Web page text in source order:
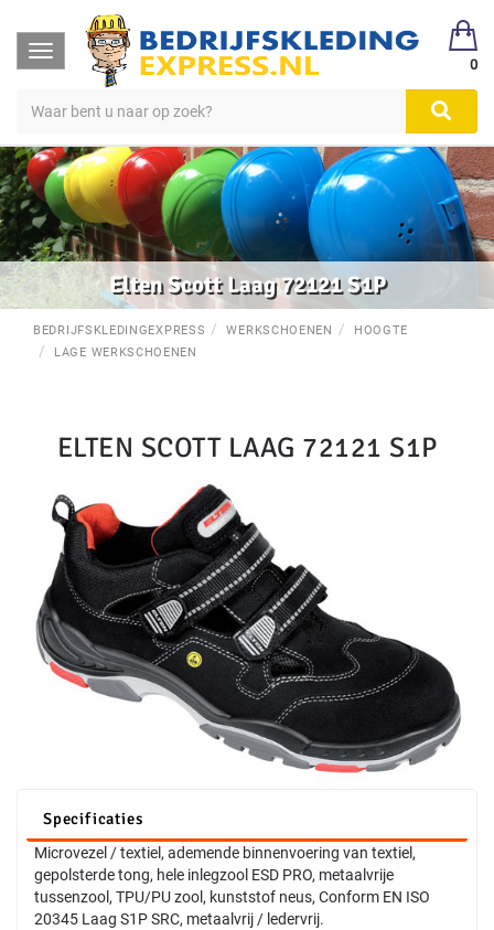
Toggle
navigation
0
Elten Scott Laag 72121 S1P
BEDRIJFSKLEDINGEXPRESS WERKSCHOENEN
HOOGTE
LAGE WERKSCHOENEN
ELTEN SCOTT LAAG 72121 S1P
Specificaties
Microvezel / textiel, ademende binnenvoering van textiel,
gepolsterde tong, hele inlegzool ESD PRO, metaalvrije
tussenzool, TPU/PU zool, kunststof neus, Conform EN ISO
20345 Laag S1P SRC, metaalvrij / ledervrij.